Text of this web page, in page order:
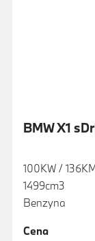
BMW X1
100KW /
1499cm3
Benzyna
Cena